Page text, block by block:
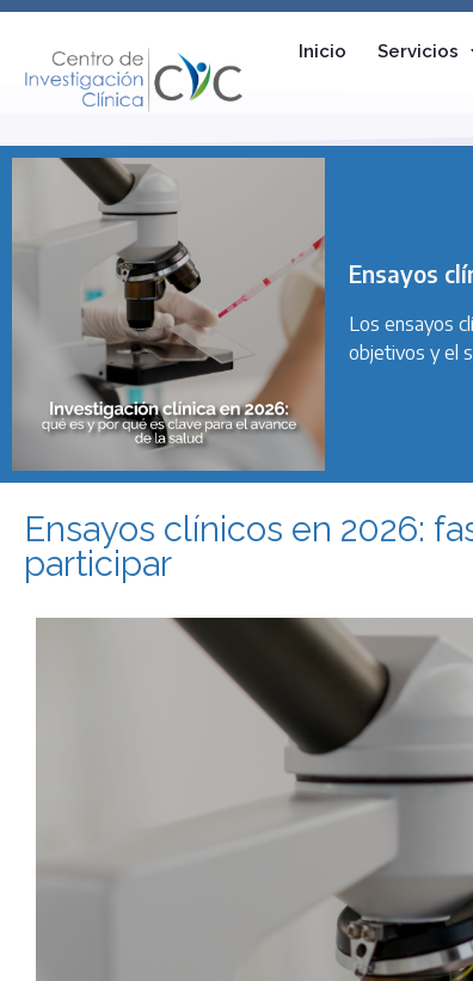
Inicio Servicios
Ensayos
Los ensayos
objetivos y el
Ensayos clínicos en 2026:
participar